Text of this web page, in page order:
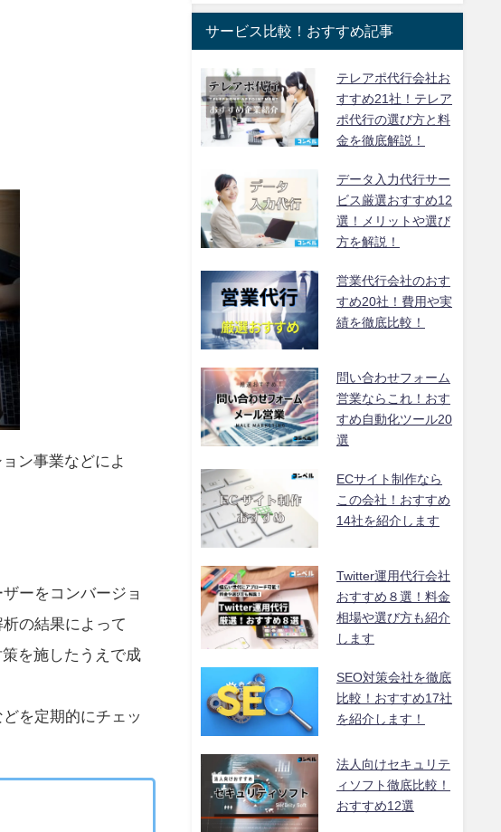
ン事業などによ
ーをコンバージョ
の結果によって
を施したうえで成
を定期的にチェッ
サービス比較！おすすめ記事
テレアポ代行会社お
すすめ21社！テレア
ポ代行の選び方と料
金を徹底解説！
データ入力代行サー
ビス厳選おすすめ12
選！メリットや選び
方を解説！
営業代行会社のおす
すめ20社！費用や実
績を徹底比較！
問い合わせフォーム
営業ならこれ！おす
すめ自動化ツール20
選
ECサイト制作なら
この会社！おすすめ
14社を紹介します
Twitter運用代行会社
おすすめ８選！料金
相場や選び方も紹介
します
SEO対策会社を徹底
比較！おすすめ17社
を紹介します！
法人向けセキュリテ
ィソフト徹底比較！
おすすめ12選